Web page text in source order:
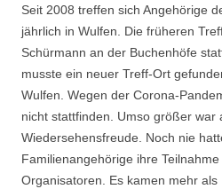
Seit 2008 treffen sich Angehörige
jährlich in Wulfen. Die früheren
Schürmann an der Buchenhöfe
musste ein neuer Treff-Ort
Wulfen. Wegen der Corona-
nicht stattfinden. Umso größer war
Wiedersehensfreude. Noch nie
Familienangehörige ihre
Organisatoren. Es kamen mehr als